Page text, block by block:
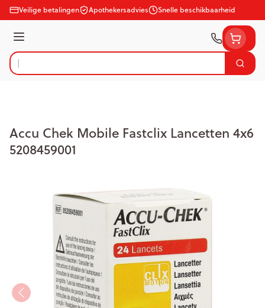
Ga naar de inhoud
Veilige betalingen Apothekersadvies Snelle beschikbaarheid
Menu
Product, merk, categorie...
Zoek
Accu Chek Mobile Fastclix Lancetten 4x6
5208459001